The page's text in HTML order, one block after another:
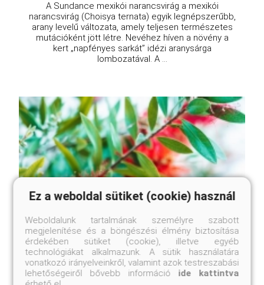
A Sundance mexikói narancsvirág a mexikói
narancsvirág (Choisya ternata) egyik legnépszerűbb,
arany levelű változata, amely teljesen természetes
mutációként jött létre. Nevéhez híven a növény a
kert „napfényes sarkát” idézi aranysárga
lombozatával. A ...
Ez a weboldal sütiket (cookie) használ
Weboldalunk tartalmának személyre szabott
megjelenítése és a böngészési élmény biztosítása
érdekében sütiket (cookie), illetve egyéb
technológiákat alkalmazunk. A sütik használatára
vonatkozó irányelveinkről, valamint azok testreszabási
lehetőségeiről bővebb információ ide kattintva